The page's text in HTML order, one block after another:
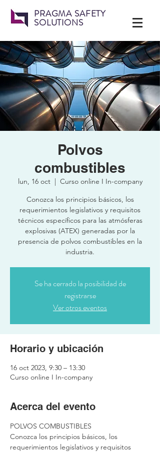
PRAGMA SAFETY
SOLUTIONS
Polvos
combustibles
lun, 16 oct
  |
Curso online I In-company
Conozca los principios básicos, los
requerimientos legislativos y requisitos
técnicos específicos para las atmósferas
explosivas (ATEX) generadas por la
presencia de polvos combustibles en la
industria.
Se ha cerrado la posibilidad de
registrarse
Ver otros eventos
Horario y ubicación
16 oct 2023, 9:30 – 13:30
Curso online I In-company
Acerca del evento
POLVOS COMBUSTIBLES
Conozca los principios básicos, los
requerimientos legislativos y requisitos